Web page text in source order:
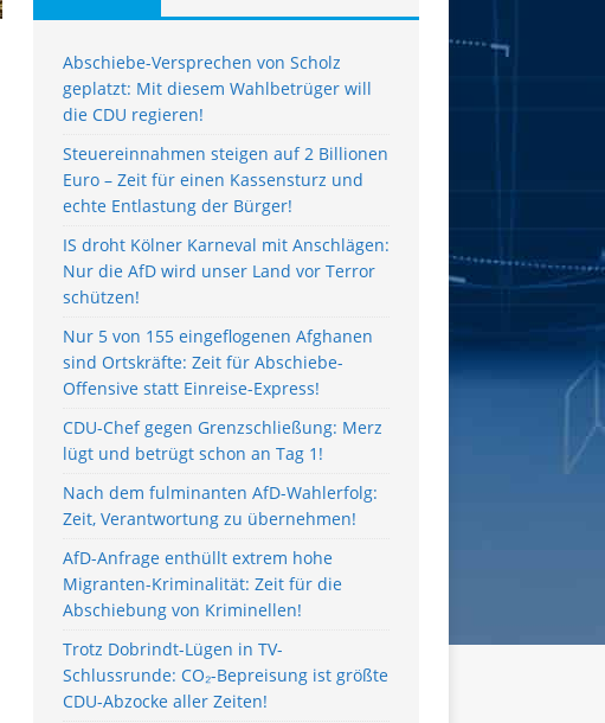
Abschiebe-Versprechen von Scholz
geplatzt: Mit diesem Wahlbetrüger will
die CDU regieren!
Steuereinnahmen steigen auf 2 Billionen
Euro – Zeit für einen Kassensturz und
echte Entlastung der Bürger!
IS droht Kölner Karneval mit Anschlägen:
Nur die AfD wird unser Land vor Terror
schützen!
Nur 5 von 155 eingeflogenen Afghanen
sind Ortskräfte: Zeit für Abschiebe-
Offensive statt Einreise-Express!
CDU-Chef gegen Grenzschließung: Merz
lügt und betrügt schon an Tag 1!
Nach dem fulminanten AfD-Wahlerfolg:
Zeit, Verantwortung zu übernehmen!
AfD-Anfrage enthüllt extrem hohe
Migranten-Kriminalität: Zeit für die
Abschiebung von Kriminellen!
Trotz Dobrindt-Lügen in TV-
Schlussrunde: CO₂-Bepreisung ist größte
CDU-Abzocke aller Zeiten!